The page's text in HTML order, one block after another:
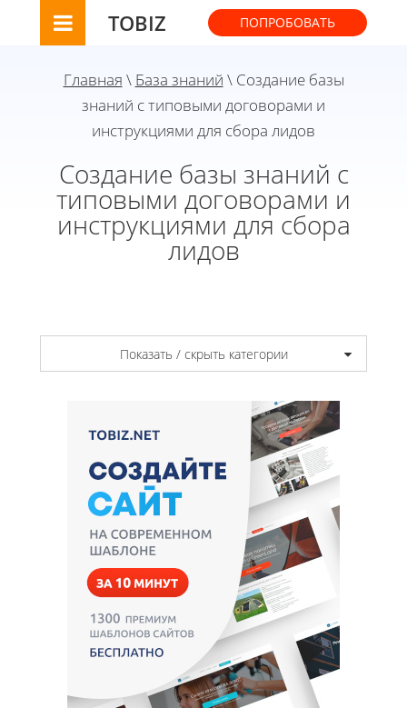
TOBIZ ПОПРОБОВАТЬ
Главная \ База знаний \ Создание базы
знаний с типовыми договорами и
инструкциями для сбора лидов
Создание базы знаний с
типовыми договорами и
инструкциями для сбора
лидов
Показать / скрыть категории